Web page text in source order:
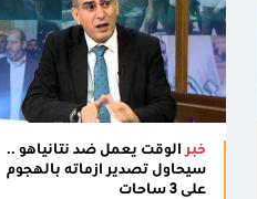
خبر
الوقت يعمل ضد نتانياهو ..
سيحاول تصدير ازماته بالهجوم
على 3 ساحات